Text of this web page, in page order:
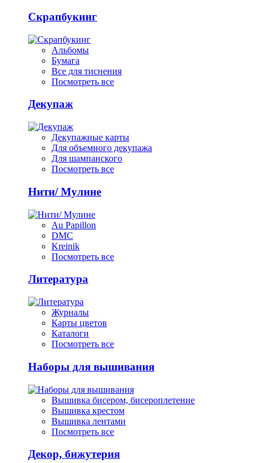
Скрапбукинг
Альбомы
Бумага
Все для тиснения
Посмотреть все
Декупаж
Декупажные карты
Для объемного декупажа
Для шампанского
Посмотреть все
Нити/ Мулине
Au Papillon
DMC
Kreinik
Посмотреть все
Литература
Журналы
Карты цветов
Каталоги
Посмотреть все
Наборы для вышивания
Вышивка бисером, бисероплетение
Вышивка крестом
Вышивка лентами
Посмотреть все
Декор, бижутерия